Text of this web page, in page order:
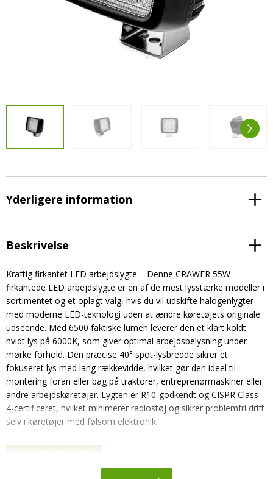
FAQs – Ofte stillede spørgsmål
Yderligere information
Beskrivelse
Kraftig firkantet LED arbejdslygte – Denne CRAWER 55W
firkantede LED arbejdslygte er en af de mest lysstærke modeller i
sortimentet og et oplagt valg, hvis du vil udskifte halogenlygter
med moderne LED-teknologi uden at ændre køretøjets originale
udseende. Med 6500 faktiske lumen leverer den et klart koldt
hvidt lys på 6000K, som giver optimal arbejdsbelysning under
mørke forhold. Den præcise 40° spot-lysbredde sikrer et
fokuseret lys med lang rækkevidde, hvilket gør den ideel til
montering foran eller bag på traktorer, entreprenørmaskiner eller
andre arbejdskøretøjer. Lygten er R10-godkendt og CISPR Class
4-certificeret, hvilket minimerer radiostøj og sikrer problemfri drift
selv i køretøjer med følsom elektronik.